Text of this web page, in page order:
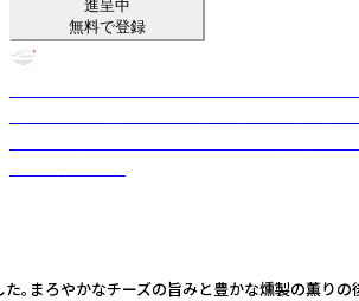
進呈中
無料で登録
まろやかなチーズの旨みと豊かな燻製